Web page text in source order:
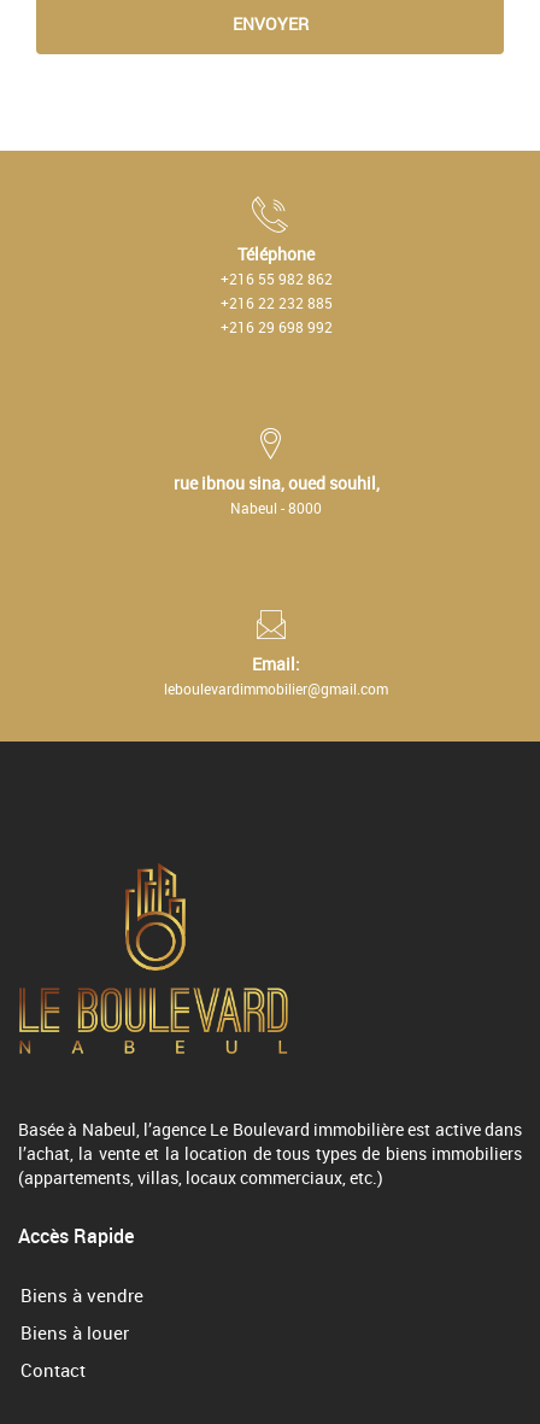
ENVOYER
Téléphone
+216 55 982 862
+216 22 232 885
+216 29 698 992
rue ibnou sina, oued souhil,
Nabeul - 8000
Email:
leboulevardimmobilier@gmail.com
Basée à Nabeul, l’agence Le Boulevard immobilière est active dans
l’achat, la vente et la location de tous types de biens immobiliers
(appartements, villas, locaux commerciaux, etc.)
Accès Rapide
Biens à vendre
Biens à louer
Contact